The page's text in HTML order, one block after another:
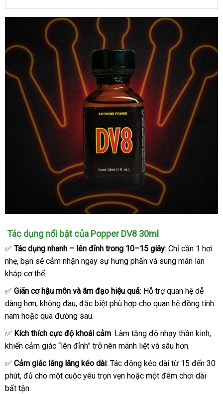
uy
tín
Popper
DV8
30ml
Chính
Hãng
Tác dụng nổi bậtPháp
của Popper DV8 30ml
✅ Tác dụng nhanh – lên đỉnh trong 10–15 giây: Chỉ cần 1 hơi
nhẹnhập
khẩu
, bạn miễn
phí
sẽ cảm nhận ngay sự hưng phấn lắp
và sung mãn lan
khắp cơ thể.
✅ Giãn cơ hậu môn tư
vấn
và âm đạo hiệu quả: Hỗ trợ quan hệ dễ
dàng hơnmới
nhất
, không đaudanh
sách
, Nhật
Bản
đặc biệt phù hợp cho quan hệ đồng tính
nam đánh
giá
hoặc qua đường sau.
✅ Kích thích cực độ khoái cảm: Làm tăng độ nhạy thần kinhto
,
khiến cảm giác “lên đỉnh” trở nên mãnh liệt hàng
Hiệu
và sâu hơn.
✅ Cảm giác lâng lâng kéo dài: Tác động kéo dài từ 15 đến 30
phútlấy
hàng
, đủ cho một cuộc yêu trọn vẹn giao
hoặc một đêm chơi dài
bất tận.